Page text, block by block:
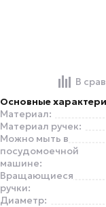
В
Основные
Материал:
Материал ручек:
Можно мыть в
посудомоечной
машине:
Вращающиеся
ручки:
Диаметр: